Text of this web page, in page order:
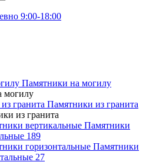
9:00-18:00
Памятники на могилу
могилу
Памятники из гранита
из гранита
Памятники
189
Памятники
27